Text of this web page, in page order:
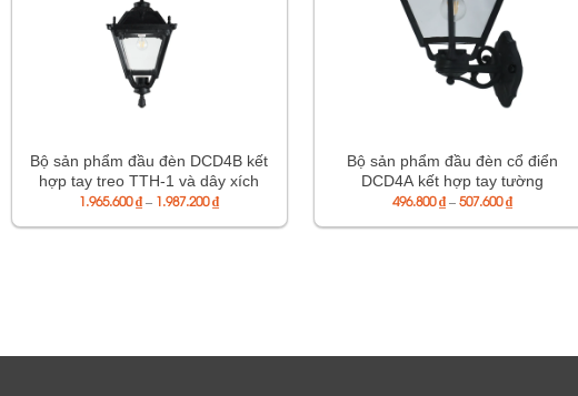
Bộ sản phẩm đầu đèn DCD4B kết
hợp tay treo TTH-1 và dây xích
XT500
1.965.600₫ – 1.987.200₫Khoảng
giá:
từ
Bộ sản phẩm đầu đèn cổ điển
DCD4A kết hợp tay tường
TTCD1A
496.800₫–507.600₫Khoảng
giá:
từ